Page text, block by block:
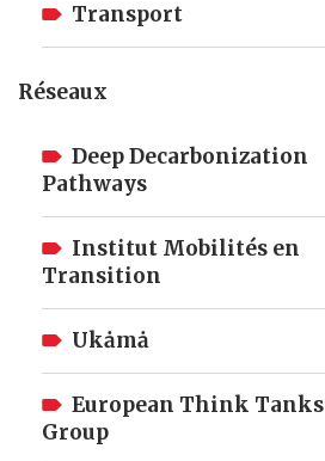
Transport
Réseaux
Deep Decarbonization
Pathways
Institut Mobilités en
Transition
Ukȧmȧ
European Think Tanks
Group